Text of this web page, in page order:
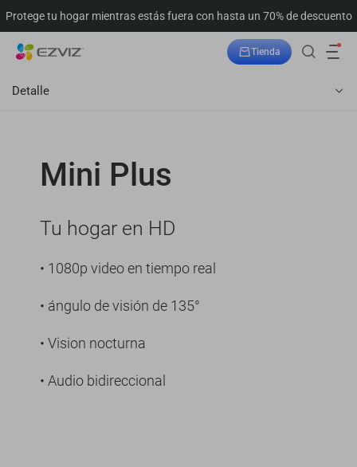
Protege tu hogar mientras estás fuera con hasta un 70% de descuento
Tienda
Detalle
Mini Plus
Tu hogar en HD
• 1080p video en tiempo real
• ángulo de visión de 135°
• Vision nocturna
• Audio bidireccional